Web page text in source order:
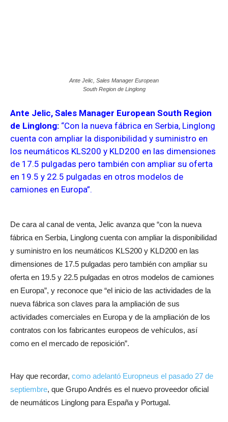
Ante Jelic, Sales Manager European
South Region de Linglong
Ante Jelic, Sales Manager European South Region
de Linglong: “Con la nueva fábrica en Serbia, Linglong
cuenta con ampliar la disponibilidad y suministro en
los neumáticos KLS200 y KLD200 en las dimensiones
de 17.5 pulgadas pero también con ampliar su oferta
en 19.5 y 22.5 pulgadas en otros modelos de
camiones en Europa”.
De cara al canal de venta, Jelic avanza que “con la nueva
fábrica en Serbia, Linglong cuenta con ampliar la disponibilidad
y suministro en los neumáticos KLS200 y KLD200 en las
dimensiones de 17.5 pulgadas pero también con ampliar su
oferta en 19.5 y 22.5 pulgadas en otros modelos de camiones
en Europa”, y reconoce que “el inicio de las actividades de la
nueva fábrica son claves para la ampliación de sus
actividades comerciales en Europa y de la ampliación de los
contratos con los fabricantes europeos de vehículos, así
como en el mercado de reposición”.
Hay que recordar, como adelantó Europneus el pasado 27 de
septiembre, que Grupo Andrés es el nuevo proveedor oficial
de neumáticos Linglong para España y Portugal.